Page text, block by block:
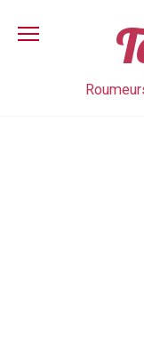
content